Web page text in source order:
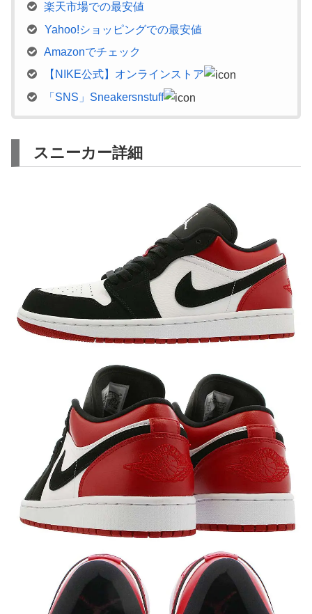
楽天市場での最安値
Yahoo!ショッピングでの最安値
Amazonでチェック
【NIKE公式】オンラインストア
「SNS」Sneakersnstuff
スニーカー詳細